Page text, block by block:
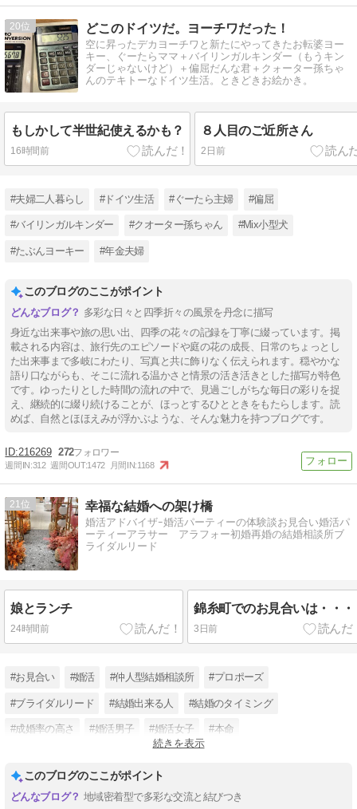
20 どこのドイツだ。ヨーチワだった！
空に昇ったデカヨーチワと新たにやってきたお転婆ヨー
キー、ぐーたらママ＋バイリンガルキンダー（もうキン
ダーじゃないけど）＋偏屈だんな君＋クォーター孫ちゃ
んのテキトーなドイツ生活。ときどきお絵かき。
もしかして半世紀使えるかも？
16時間前
８人目のご近所さん
2日前
#夫婦二人暮らし #ドイツ生活 #ぐーたら主婦 #偏屈
#バイリンガルキンダー #クオーター孫ちゃん #Mix小型犬
#たぶんヨーキー #年金夫婦
このブログのここがポイント
多彩な日々と四季折々の風景を丹念に描写
身近な出来事や旅の思い出、四季の花々の記録を丁寧に綴っています。掲
載される内容は、旅行先のエピソードや庭の花の成長、日常のちょっとし
た出来事まで多岐にわたり、写真と共に飾りなく伝えられます。穏やかな
語り口ながらも、そこに流れる温かさと情景の活き活きとした描写が特色
です。ゆったりとした時間の流れの中で、見過ごしがちな毎日の彩りを捉
え、継続的に綴り続けることが、ほっとするひとときをもたらします。読
めば、自然とほほえみが浮かぶような、そんな魅力を持つブログです。
216269 272
週間IN:312 週間OUT:1472 月間IN:1168
21 幸福な結婚への架け橋
婚活アドバイザｰ婚活パーティーの体験談お見合い婚活パ
ーティーアラサー アラフォー初婚再婚の結婚相談所ブ
ライダルリード
娘とランチ
24時間前
錦糸町でのお見合いは・・・
3日前
#お見合い #婚活 #仲人型結婚相談所 #プロポーズ
#ブライダルリード #結婚出来る人 #結婚のタイミング
#成婚率の高さ #婚活男子 #婚活女子 #本命
続きを表示
このブログのここがポイント
地域密着型で多彩な交流と結びつき